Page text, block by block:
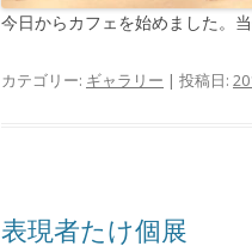
今日からカフェを始めました。
カテゴリー: ギャラリー | 投稿日:
表現者たけ個展